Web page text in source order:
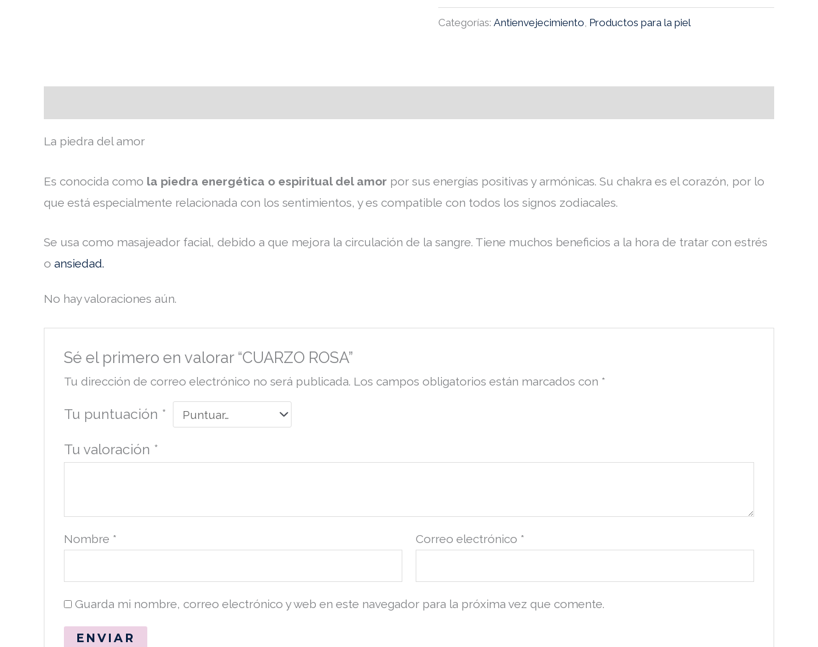
Categorías: Antienvejecimiento Productos para la piel
La piedra del amor
Es conocida como la piedra energética o espiritual del amor por sus energías positivas y armónicas. Su chakra es el corazón, por lo
que está especialmente relacionada con los sentimientos, y es compatible con todos los signos zodiacales.
Se usa como masajeador facial, debido a que mejora la circulación de la sangre. Tiene muchos beneficios a la hora de tratar con estrés
o ansiedad.
No hay valoraciones aún.
Sé el primero en valorar “CUARZO ROSA”
Tu dirección de correo electrónico no será publicada. Los campos obligatorios están marcados con *
Tu puntuación *
Tu valoración *
Nombre * Correo electrónico *
Guarda mi nombre, correo electrónico y web en este navegador para la próxima vez que comente.